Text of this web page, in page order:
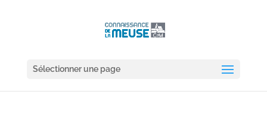
Sélectionner une page